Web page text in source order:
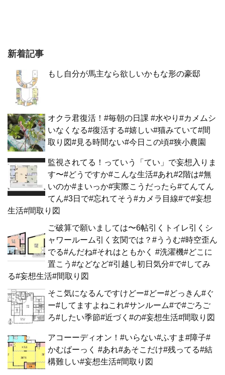
新着記事
もし自分が馬主なら欲しいかもな形の豪邸
オクラ君復活！#毎朝の日課 #水やり#カメムシ
いなくなる#復活する#嬉しい#猫みていて#間
取り図#見る時間ない#今日この頃#狭小農園
監視されてる！っていう「てい」で妄想入りま
す〜#どうですか#こんな生活#あれ#2階は#無
いのか#まいっか#実際こうだったら#てんてん
てん#3日で#忘れてそう#カメラ目線#で#妄想
生活#間取り図
ご破算で願いましては〜6帖引くトイレ引くシ
ャワールーム引く玄関では？#ううむ#時空歪ん
でる#んだね#それはともかく #洗濯機#どこに
置こう#などなど#引越し初日気分#で#してみ
る#妄想生活#間取り図
そこ気になるんですけどー#どー#どっきん#ぐ
ー#してますよねこれ#サンルーム#で#ごろご
ろ#したい季節#近づく#の#妄想生活#間取り図
アコーーディオン！#いらない#ふすま#障子#
かむばーっく #あれ#あそこだけ#残ってる#結
構難しい#妄想生活#間取り図